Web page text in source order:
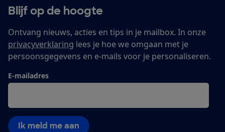
Blijf op de hoogte
Ontvang nieuws, acties en tips in je mailbox. In onze
privacyverklaring lees je hoe we omgaan met je
persoonsgegevens en e-mails voor je personaliseren.
E-mailadres
Ik meld me aan